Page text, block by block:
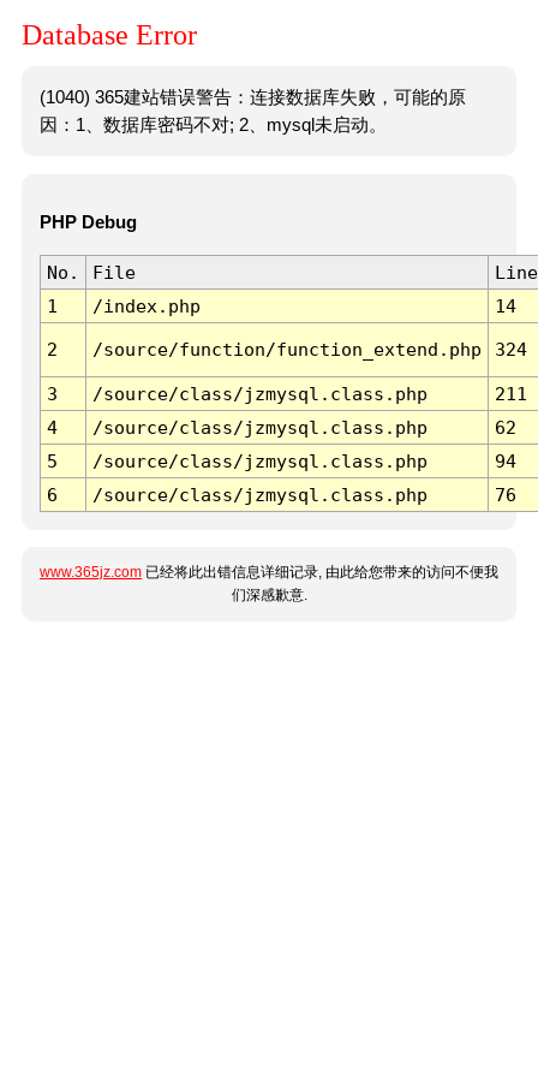
Database Error
(1040) 365建站错误警告：连接数据库失败，可能的原
因：1、数据库密码不对; 2、mysql未启动。
PHP Debug
No. File
Line
1
/index.php 14
2 /source/function/function_extend.php 324
3 /source/class/jzmysql.class.php
211
4
/source/class/jzmysql.class.php
62
5
/source/class/jzmysql.class.php
94
6
/source/class/jzmysql.class.php 76
www.365jz.com 已经将此出错信息详细记录, 由此给您带来的访问不便我
们深感歉意.